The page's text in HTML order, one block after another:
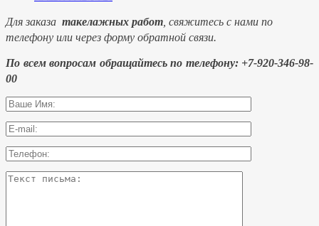
Для заказа такелажных работ , свяжитесь с нами по
телефону или через форму обратной связи.
По всем вопросам обращайтесь по телефону: +7-920-346-98-
00